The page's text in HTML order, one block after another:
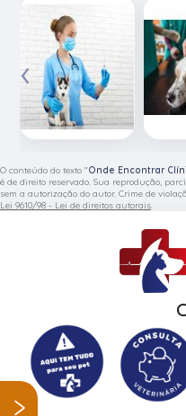
‹
O conteúdo do texto "Onde Encontrar
é de direito reservado. Sua reprodução,
sem a autorização do autor. Crime de
Lei 9610/98 - Lei de direitos autorais.